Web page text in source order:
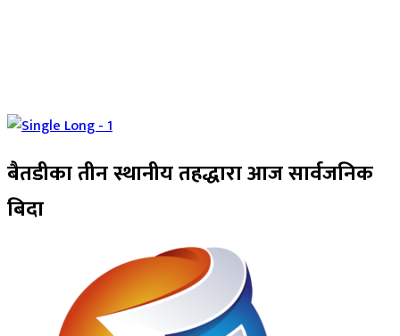
बैतडीका तीन स्थानीय तहद्धारा आज सार्वजनिक
बिदा